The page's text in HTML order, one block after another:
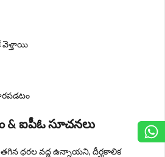
వెళ్తాయి
& ఐపీఓ సూచనలు
తగిన ధరల వద్ద ఉన్నాయని, దీర్ఘకాలిక